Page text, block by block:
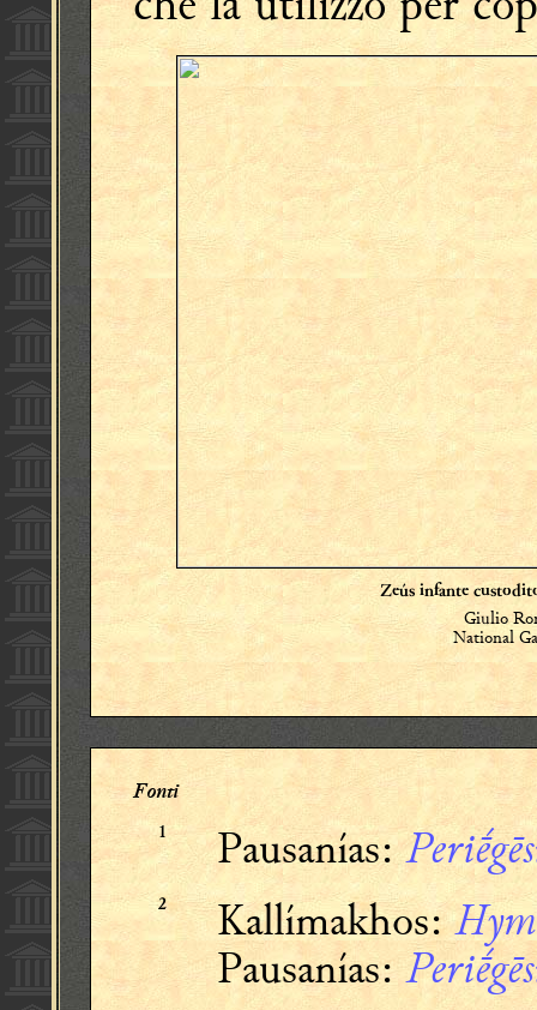
Zeús infante
Giulio
National
Fonti
1 Pausanías:
2 Kallímakhos:
Pausanías: